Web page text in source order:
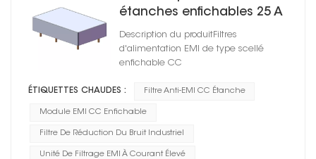
étanches enfichables 25 A
100 V CC pour torche
Description du produitFiltres
d'alimentation EMI de type scellé
enfichable CC
ÉTIQUETTES CHAUDES : Filtre Anti-EMI CC Étanche
Module EMI CC Enfichable
Filtre De Réduction Du Bruit Industriel
Unité De Filtrage EMI À Courant Élevé